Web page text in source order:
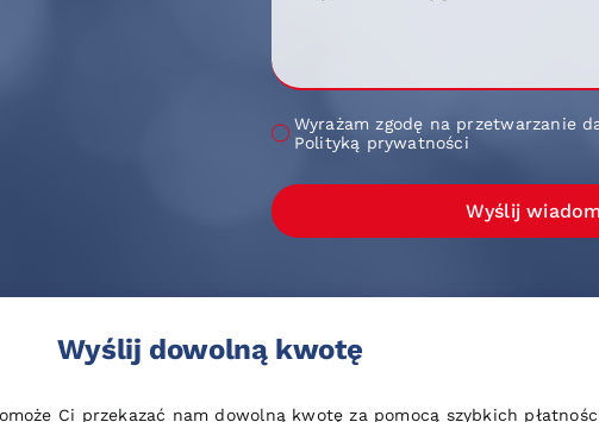
Wyrażam zgodę na przetwarzanie
Polityką prywatności
Wyślij
Wyślij dowolną kwotę
Ci przekazać nam dowolną kwotę za pomocą szybkich